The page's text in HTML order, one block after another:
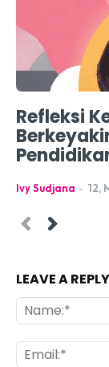
Refleksi
Ivy Sudjana - 12,
LEAVE A REPLY